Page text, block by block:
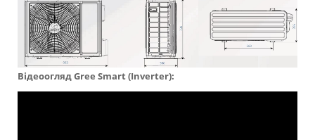
Відеоогляд Gree Smart (Inverter):